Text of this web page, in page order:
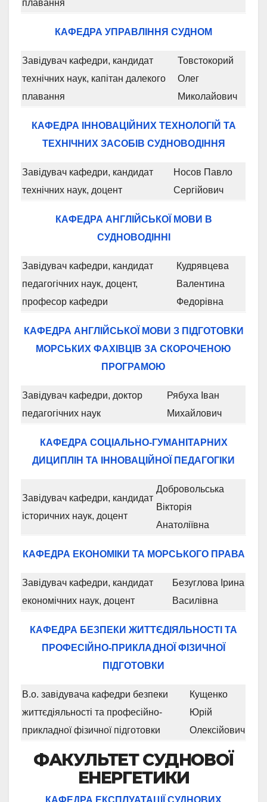
плавання
КАФЕДРА УПРАВЛІННЯ СУДНОМ
Завідувач кафедри, кандидат
технічних наук, капітан далекого
плавання
Товстокорий
Олег
Миколайович
КАФЕДРА ІННОВАЦІЙНИХ ТЕХНОЛОГІЙ ТА
ТЕХНІЧНИХ ЗАСОБІВ СУДНОВОДІННЯ
Завідувач кафедри, кандидат
технічних наук, доцент
Носов Павло
Сергійович
КАФЕДРА АНГЛІЙСЬКОЇ МОВИ В
СУДНОВОДІННІ
Завідувач кафедри, кандидат
педагогічних наук, доцент,
професор кафедри
Кудрявцева
Валентина
Федорівна
КАФЕДРА АНГЛІЙСЬКОЇ МОВИ З ПІДГОТОВКИ
МОРСЬКИХ ФАХІВЦІВ ЗА СКОРОЧЕНОЮ
ПРОГРАМОЮ
Завідувач кафедри, доктор
педагогічних наук
Рябуха Іван
Михайлович
КАФЕДРА СОЦІАЛЬНО-ГУМАНІТАРНИХ
ДИЦИПЛІН ТА ІННОВАЦІЙНОЇ ПЕДАГОГІКИ
Завідувач кафедри, кандидат
історичних наук, доцент
Добровольська
Вікторія
Анатоліївна
КАФЕДРА ЕКОНОМІКИ ТА МОРСЬКОГО ПРАВА
Завідувач кафедри, кандидат
економічних наук, доцент
Безуглова Ірина
Василівна
КАФЕДРА БЕЗПЕКИ ЖИТТЄДІЯЛЬНОСТІ ТА
ПРОФЕСІЙНО-ПРИКЛАДНОЇ ФІЗИЧНОЇ
ПІДГОТОВКИ
В.о. завідувача кафедри безпеки
життєдіяльності та професійно-
прикладної фізичної підготовки
Кущенко
Юрій
Олексійович
ФАКУЛЬТЕТ СУДНОВОЇ
ЕНЕРГЕТИКИ
КАФЕДРА ЕКСПЛУАТАЦІЇ СУДНОВИХ